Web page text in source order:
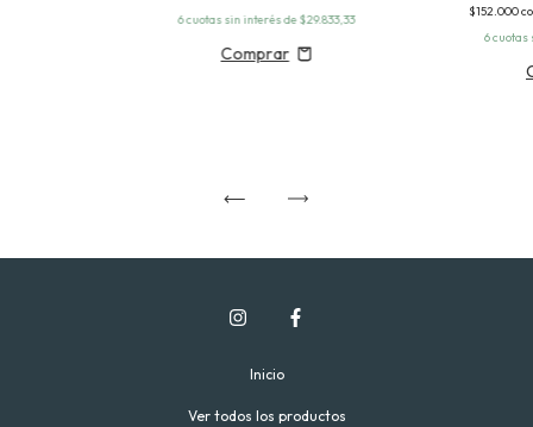
6cuotas sin interés de$29.833,33
$152.000
6cuotas
Inicio
Ver todos los productos